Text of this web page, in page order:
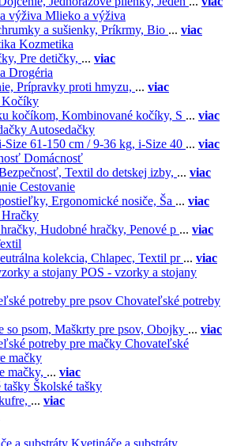
Mlieko a výživa
a sušienky, Príkrmy, Bio ... viac
Kozmetika
Pre detičky, ... viac
Drogéria
Prípravky proti hmyzu, ... viac
Kočíky
kočíkom, Kombinované kočíky, S ... viac
Autosedačky
Size 61-150 cm / 9-36 kg, i-Size 40 ... viac
Domácnosť
Textil do detskej izby, ... viac
Cestovanie
Ergonomické nosiče, Ša ... viac
Hračky
Hudobné hračky, Penové p ... viac
kolekcia, Chlapec, Textil pr ... viac
POS - vzorky a stojany
Chovateľské potreby
so psom, Maškrty pre psov, Obojky ... viac
Chovateľské
mačky
mačky, ... viac
Školské tašky
... viac
Kvetináče a substráty